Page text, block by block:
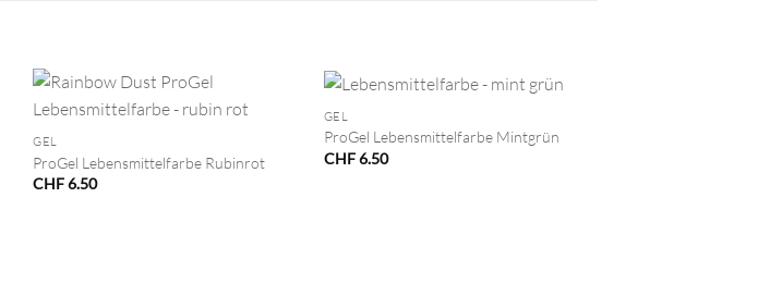
GEL
ProGel Lebensmittelfarbe Rubinrot
CHF6.50
GEL
ProGel Lebensmittelfarbe Mintgrün
CHF6.50